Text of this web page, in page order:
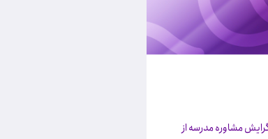
مشاوره مدرسه از